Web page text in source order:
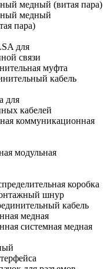
медный (витая пара)
медный
пара)
для
связи
муфта
кабель
для
кабелей
коммуникационная
модульная
коробка
шнур
кабель
медная
системная медная